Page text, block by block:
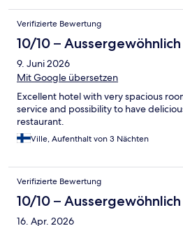
Verifizierte Bewertung
10/10 – Aussergewöhnlich
9. Juni 2026
Mit Google übersetzen
Excellent hotel with very spacious
service and possibility to have
restaurant.
Ville, Aufenthalt von 3 Nächten
Verifizierte Bewertung
10/10 – Aussergewöhnlich
16. Apr. 2026